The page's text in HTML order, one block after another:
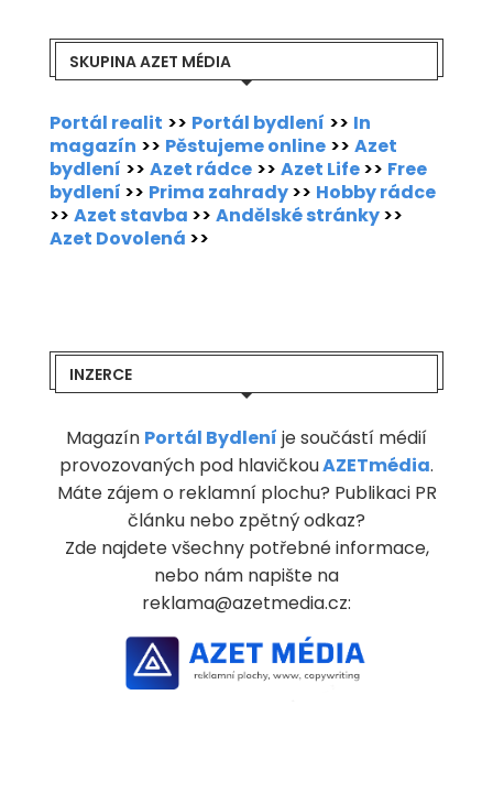
SKUPINA AZET MÉDIA
Portál realit >> Portál bydlení >> In
magazín >> Pěstujeme online >> Azet
bydlení >> Azet rádce >> Azet Life>> Free
bydlení >> Prima zahrady>> Hobby rádce
>> Azet stavba >> Andělské stránky>>
Azet Dovolená >>
INZERCE
Magazín Portál Bydlení je součástí médií
provozovaných pod hlavičkouAZETmédia.
Máte zájem o reklamní plochu? Publikaci PR
článku nebo zpětný odkaz?
Zde najdete všechny potřebné informace,
nebo nám napište na
reklama@azetmedia.cz: